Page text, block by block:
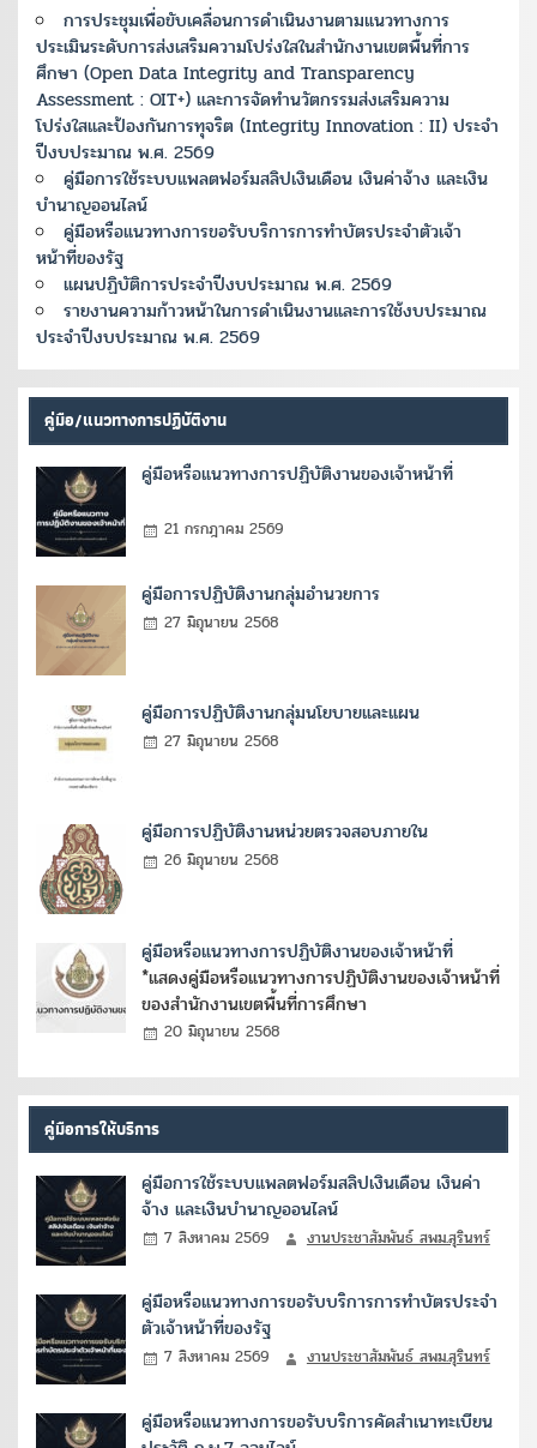
การประชุมเพื่อขับเคลื่อนการดำเนินงานตามแนวทางการ
ประเมินระดับการส่งเสริมความโปร่งใสในสำนักงานเขตพื้นที่การ
ศึกษา (Open Data Integrity and Transparency
Assessment : OIT+) และการจัดทำนวัตกรรมส่งเสริมความ
โปร่งใสและป้องกันการทุจริต (Integrity Innovation : II) ประจำ
ปีงบประมาณ พ.ศ. 2569
คู่มือการใช้ระบบแพลตฟอร์มสลิปเงินเดือน เงินค่าจ้าง และเงิน
บำนาญออนไลน์
คู่มือหรือแนวทางการขอรับบริการการทำบัตรประจำตัวเจ้า
หน้าที่ของรัฐ
แผนปฏิบัติการประจำปีงบประมาณ พ.ศ. 2569
รายงานความก้าวหน้าในการดำเนินงานและการใช้งบประมาณ
ประจำปีงบประมาณ พ.ศ. 2569
คู่มือ/แนวทางการปฏิบัติงาน
คู่มือหรือแนวทางการปฏิบัติงานของเจ้าหน้าที่
21 กรกฎาคม 2569
คู่มือการปฏิบัติงานกลุ่มอำนวยการ
27 มิถุนายน 2568
คู่มือการปฏิบัติงานกลุ่มนโยบายและแผน
27 มิถุนายน 2568
คู่มือการปฏิบัติงานหน่วยตรวจสอบภายใน
26 มิถุนายน 2568
คู่มือหรือแนวทางการปฏิบัติงานของเจ้าหน้าที่
*แสดงคู่มือหรือแนวทางการปฏิบัติงานของเจ้าหน้าที่
ของสำนักงานเขตพื้นที่การศึกษา
20 มิถุนายน 2568
คู่มือการให้บริการ
คู่มือการใช้ระบบแพลตฟอร์มสลิปเงินเดือน เงินค่า
จ้าง และเงินบำนาญออนไลน์
7 สิงหาคม 2569 งานประชาสัมพันธ์ สพม.สุรินทร์
คู่มือหรือแนวทางการขอรับบริการการทำบัตรประจำ
ตัวเจ้าหน้าที่ของรัฐ
7 สิงหาคม 2569 งานประชาสัมพันธ์ สพม.สุรินทร์
คู่มือหรือแนวทางการขอรับบริการคัดสำเนาทะเบียน